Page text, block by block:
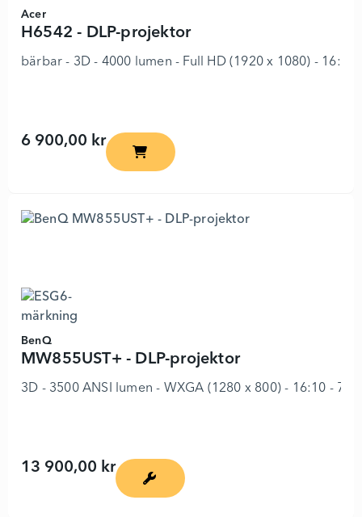
Acer
H6542 - DLP-projektor
bärbar - 3D - 4000 lumen - Full HD (1920 x 1080) - 16:9 -
6 900,00 krH6542 - DLP-projektor - 8565657 - Lägg
BenQ
MW855UST+ - DLP-projektor
3D - 3500 ANSI lumen - WXGA (1280 x 800) - 16:10 -
13 900,00 krMW855UST+ - DLP-projektor -